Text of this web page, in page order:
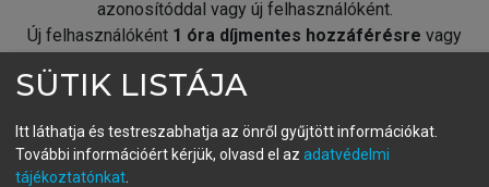
azonosítóddal vagy új felhasználóként.
Új felhasználóként 1 óra díjmentes hozzáférésre vagy
fiókoddal,vagy hozz létre új fiókot.
A regisztráció után apróbaidőszakautomatikusan
SÜTIK LISTÁJA
Itt láthatja és testreszabhatja az önről gyűjtött információkat.
További információért kérjük, olvasd el az adatvédelmi
tájékoztatónkat